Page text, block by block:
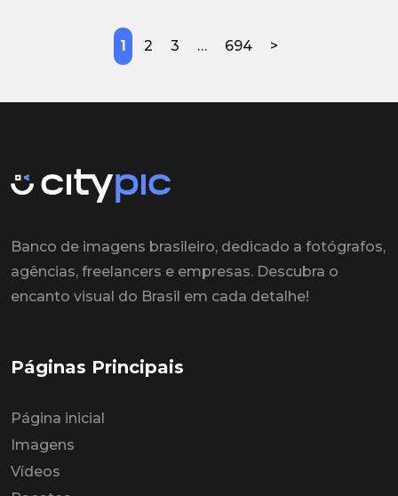
1 2 3 … 694 >
Banco de imagens brasileiro, dedicado a fotógrafos,
agências, freelancers e empresas. Descubra o
encanto visual do Brasil em cada detalhe!
Páginas Principais
Página inicial
Imagens
Vídeos